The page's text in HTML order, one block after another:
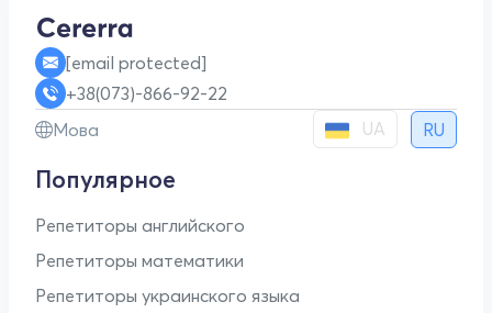
[email protected]
+38(073)-866-92-22
Мова
UA RU
Популярное
Репетиторы английского
Репетиторы математики
Репетиторы украинского языка